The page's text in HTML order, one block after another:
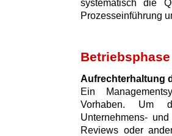
systematisch die
Prozesseinführung
Aufrechterhaltung
Ein
Vorhaben. Um
Unternehmens-
Reviews oder